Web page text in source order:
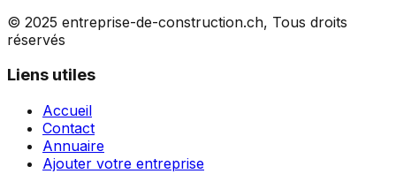
© 2025 entreprise-de-construction.ch, Tous droits
réservés
Liens utiles
Accueil
Contact
Annuaire
Ajouter votre entreprise